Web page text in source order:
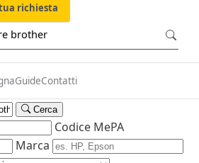
richiesta
GuideContatti
Cerca
Codice MePA
Marca